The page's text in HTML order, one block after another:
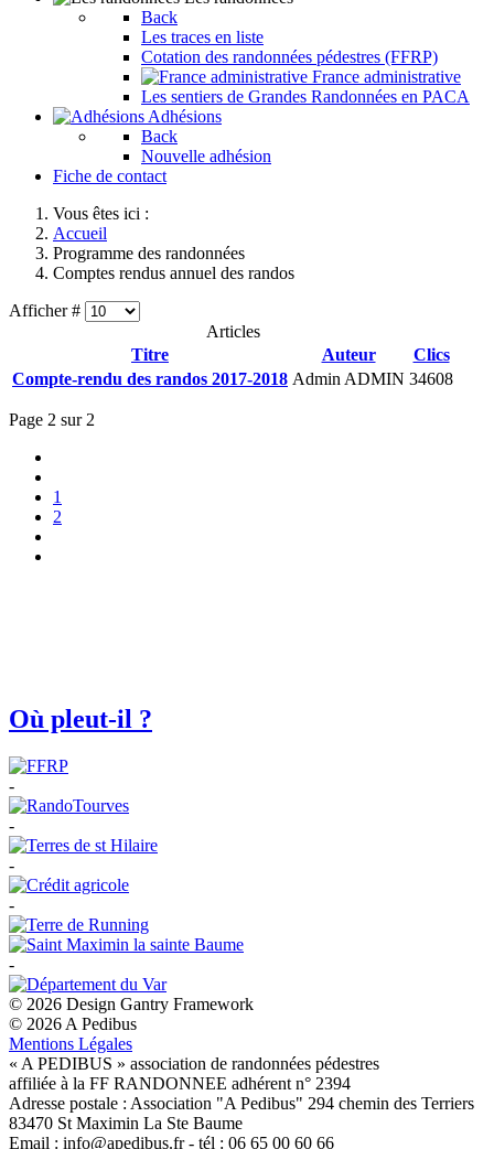
Back
Les traces en liste
Cotation des randonnées pédestres (FFRP)
France administrative
Les sentiers de Grandes Randonnées en PACA
Adhésions
Back
Nouvelle adhésion
Fiche de contact
Vous êtes ici :
Accueil
Programme des randonnées
Comptes rendus annuel des randos
Afficher #
Articles
Titre
Auteur
Clics
Compte-rendu des randos 2017-2018 Admin ADMIN 34608
Page 2 sur 2
1
2
Où pleut-il ?
-
-
-
-
-
© 2026 Design Gantry Framework
© 2026 A Pedibus
Mentions Légales
« A PEDIBUS » association de randonnées pédestres
affiliée à la FF RANDONNEE adhérent n° 2394
Adresse postale : Association "A Pedibus" 294 chemin des Terriers
83470 St Maximin La Ste Baume
Email : info@apedibus.fr - tél : 06 65 00 60 66